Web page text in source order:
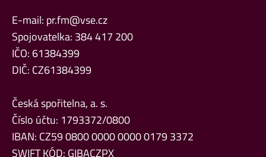
E-mail: pr.fm@vse.cz
Spojovatelka: 384 417 200
IČO: 61384399
DIČ: CZ61384399
Česká spořitelna, a. s.
Číslo účtu: 1793372/0800
IBAN: CZ59 0800 0000 0000 0179 3372
SWIFT KÓD: GIBACZPX